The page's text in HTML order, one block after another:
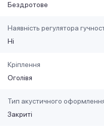
Бездротове
Наявність регулятора
Ні
Кріплення
Оголівя
Тип акустичного
Закриті